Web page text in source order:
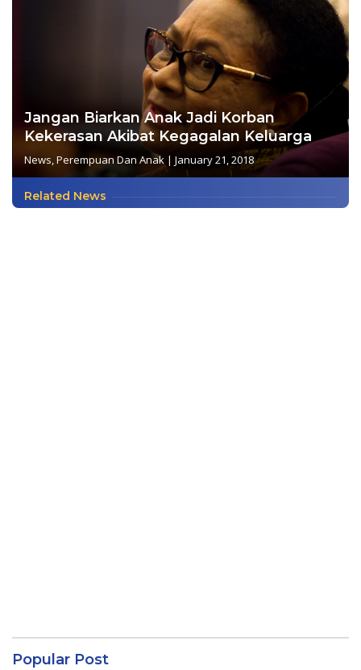
Jangan Biarkan Anak Jadi Korban
Kekerasan Akibat Kegagalan Keluarga
News,Perempuan Dan Anak | January 21, 2018
Related News
Popular Post